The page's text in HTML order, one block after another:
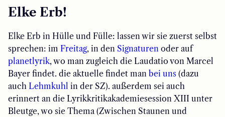
Inzestbude
Archipele
Elke Erb!
Elke Erb in Hülle und Fülle: lassen wir sie zuerst selbst
sprechen: im Freitag, in den Signaturen oder auf
planetlyrik, wo man zugleich die Laudatio von Marcel
Bayer findet. die aktuelle findet man bei uns (dazu
auch Lehmkuhl in der SZ). außerdem sei auch
erinnert an die Lyrikkritikakademiesession XIII unter
Bleutge, wo sie Thema (Zwischen Staunen und